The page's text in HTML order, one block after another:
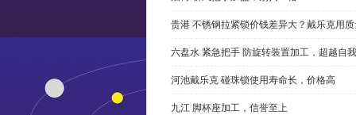
贵港 不锈钢拉紧锁价钱差异大？戴乐克用
六盘水 紧急把手 防旋转装置加工，超越自我
河池戴乐克 碰珠锁使用寿命长，价格高
九江 脚杯座加工，信誉至上